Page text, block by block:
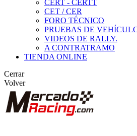
CERT - CERTT
CET / CER
FORO TÉCNICO
PRUEBAS DE
VIDEOS DE RALLY.
A CONTRATRAMO
TIENDA ONLINE
Cerrar
Volver